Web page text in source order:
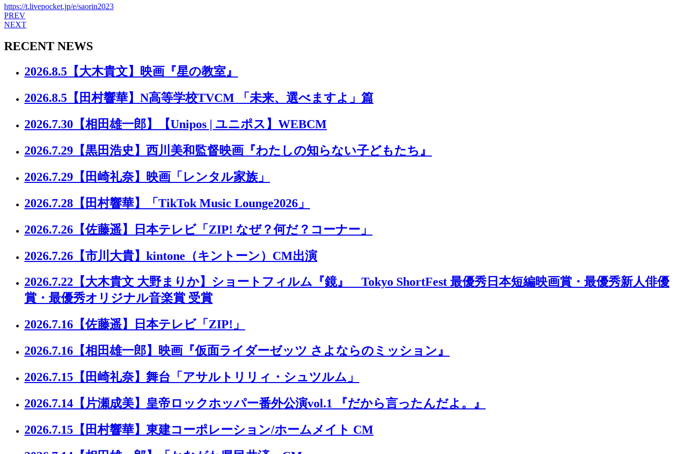
https://t.livepocket.jp/e/saorin2023
PREV
NEXT
RECENT NEWS
2026.8.5 【大木貴文】映画『星の教室』
2026.8.5 【田村響華】N高等学校TVCM 「未来、選べますよ」篇
2026.7.30 【相田雄一郎】【Unipos | ユニポス】WEBCM
2026.7.29 【黒田浩史】西川美和監督映画『わたしの知らない子どもたち』
2026.7.29 【田崎礼奈】映画「レンタル家族」
2026.7.28 【田村響華】「TikTok Music Lounge2026」
2026.7.26 【佐藤遥】日本テレビ「ZIP! なぜ？何だ？コーナー」
2026.7.26 【市川大貴】kintone（キントーン）CM出演
2026.7.22 【大木貴文 大野まりか】ショートフィルム『鏡』 Tokyo ShortFest 最優秀日本短編映画賞・最優秀新人俳優
賞・最優秀オリジナル音楽賞 受賞
2026.7.16 【佐藤遥】日本テレビ「ZIP!」
2026.7.16 【相田雄一郎】映画『仮面ライダーゼッツ さよならのミッション』
2026.7.15 【田崎礼奈】舞台「アサルトリリィ・シュツルム」
2026.7.14 【片瀬成美】皇帝ロックホッパー番外公演vol.1 『だから言ったんだよ。』
2026.7.15 【田村響華】東建コーポレーション/ホームメイト CM